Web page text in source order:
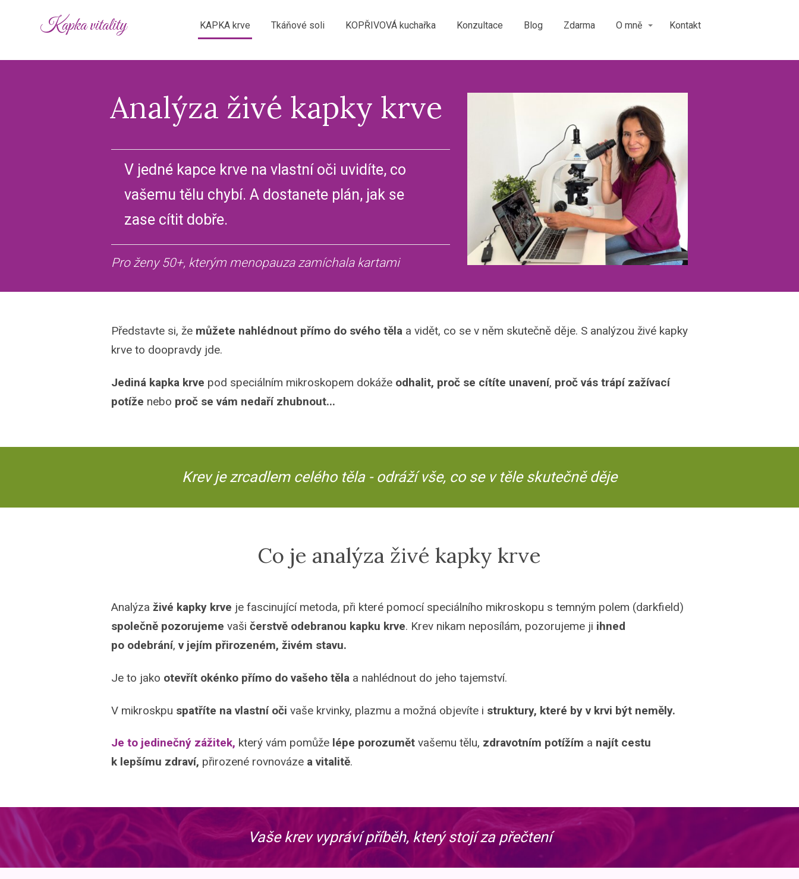
Kapka vitality KAPKA krve Tkáňové soli KOPŘIVOVÁ kuchařka Konzultace Blog Zdarma O mně Kontakt
Analýza živé kapky krve
V jedné kapce krve na vlastní oči uvidíte, co
vašemu tělu chybí. A dostanete plán, jak se
zase cítit dobře.
Pro ženy 50+, kterým menopauza zamíchala kartami
Představte si, že můžete nahlédnout přímo do svého těla a vidět, co se v něm skutečně děje. S analýzou živé kapky
krve to doopravdy jde.
Jediná kapka krve pod speciálním mikroskopem dokáže odhalit, proč se cítíte unavení, proč vás trápí zažívací
potíže nebo proč se vám nedaří zhubnout...
Krev je zrcadlem celého těla - odráží vše, co se v těle skutečně děje
Co je analýza živé kapky krve
Analýza živé kapky krve je fascinující metoda, při které pomocí speciálního mikroskopu s temným polem (darkfield)
společně pozorujeme vaši čerstvě odebranou kapku krve. Krev nikam neposílám, pozorujeme ji ihned
po odebrání, v jejím přirozeném, živém stavu.
Je to jako otevřít okénko přímo do vašeho těla a nahlédnout do jeho tajemství.
V mikroskpu spatříte na vlastní oči vaše krvinky, plazmu a možná objevíte i struktury, které by v krvi být neměly.
Je to jedinečný zážitek, který vám pomůže lépe porozumět vašemu tělu, zdravotním potížím a najít cestu
k lepšímu zdraví, přirozené rovnováze a vitalitě.
Vaše krev vypráví příběh, který stojí za přečtení